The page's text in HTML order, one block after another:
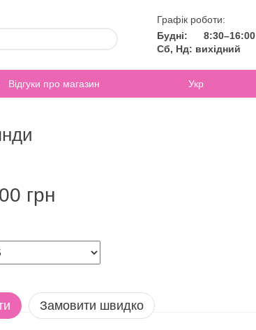
Графік роботи:
Будні:
8:30–16:00
Сб, Нд: вихідний
Відгуки про магазин Укр
грн
Замовити швидко